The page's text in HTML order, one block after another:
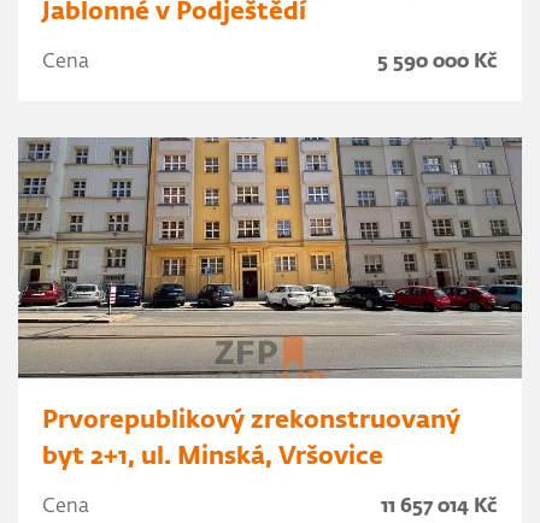
Jablonné v Podještědí
Cena 5 590 000 Kč
Prvorepublikový zrekonstruovaný
byt 2+1, ul. Minská, Vršovice
Cena 11 657 014 Kč